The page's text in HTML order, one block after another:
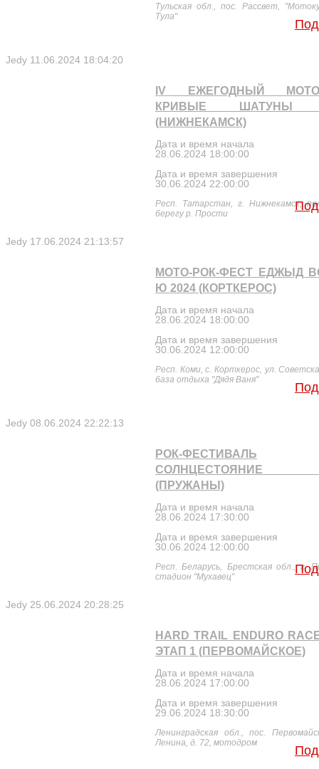
Тульская обл., пос. Рассвет,
Тула"
Jedy 11.06.2024 18:04:20
IV ЕЖЕГОДНЫЙ
КРИВЫЕ ШАТУНЫ
(НИЖНЕКАМСК)
Дата и время начала
28.06.2024 18:00:00
Дата и время завершения
30.06.2024 22:00:00
Респ. Татарстан, г. Нижнекамск,
берегу р. Прости
Jedy 17.06.2024 21:13:57
МОТО-РОК-ФЕСТ ЕДЖЫД
Ю 2024 (КОРТКЕРОС)
Дата и время начала
28.06.2024 18:00:00
Дата и время завершения
30.06.2024 12:00:00
Респ. Коми, с. Корткерос, ул.
база отдыха "Дядя Ваня"
Jedy 08.06.2024 22:22:13
РОК-ФЕСТИВАЛЬ
СОЛНЦЕСТОЯНИЕ
(ПРУЖАНЫ)
Дата и время начала
28.06.2024 17:30:00
Дата и время завершения
30.06.2024 12:00:00
Респ. Беларусь, Брестская обл., г.
стадион "Мухавец"
Jedy 25.06.2024 20:28:25
HARD TRAIL ENDURO
ЭТАП 1 (ПЕРВОМАЙСКОЕ)
Дата и время начала
28.06.2024 17:00:00
Дата и время завершения
29.06.2024 18:30:00
Ленинградская обл., пос.
Ленина, д. 72, мотодром